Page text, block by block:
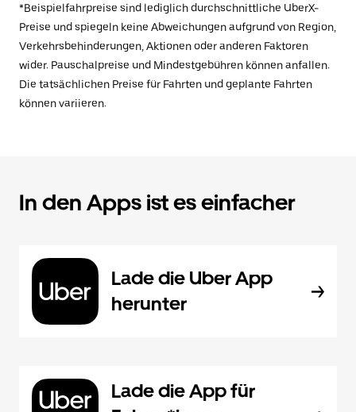
*Beispielfahrpreise sind lediglich durchschnittliche UberX-
Preise und spiegeln keine Abweichungen aufgrund von Region,
Verkehrsbehinderungen, Aktionen oder anderen Faktoren
wider. Pauschalpreise und Mindestgebühren können anfallen.
Die tatsächlichen Preise für Fahrten und geplante Fahrten
können variieren.
In den Apps ist es einfacher
Lade die Uber App
herunter
Lade die App für